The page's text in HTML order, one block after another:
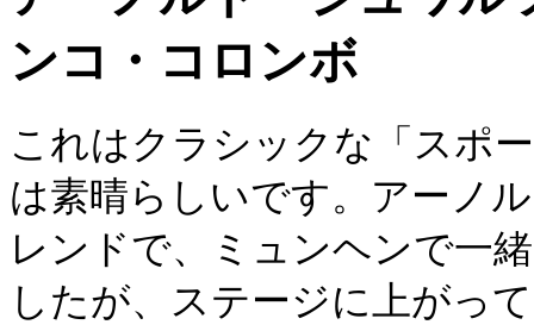
ンコ・コロンボ
これはクラシックな「スポ
は素晴らしいです。アーノ
レンドで、ミュンヘンで一
したが、ステージに上がっ